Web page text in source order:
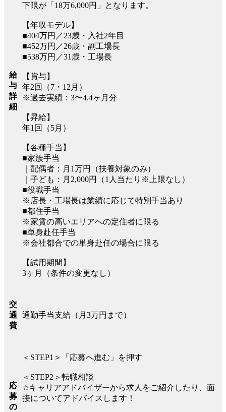
給
与
詳
細
下限が「18万6,000円」となります。
【年収モデル】
■404万円／23歳・入社2年目
■452万円／26歳・副工場長
■538万円／31歳・工場長
【賞与】
年2回（7・12月）
※過去実績：3〜4.4ヶ月分
【昇給】
年1回（5月）
【各種手当】
■家族手当
｜配偶者：月1万円（扶養対象のみ）
｜子ども：月2,000円（1人当たり※上限なし）
■役職手当
※店長・工場長は業績に応じて特別手当あり
■都住手当
※家賃の高いエリアへの定住者に限る
■単身赴任手当
※会社都合での単身赴任の場合に限る
【試用期間】
3ヶ月（条件の変更なし）
交
通
費
通勤手当支給（月3万円まで）
応
募
の
＜STEP1＞「応募へ進む」を押す
＜STEP2＞転職相談
☆キャリアアドバイザーから求人をご紹介したり、面
接についてアドバイスします！